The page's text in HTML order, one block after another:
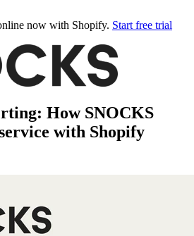
now with Shopify. Start free trial
How SNOCKS
with Shopify